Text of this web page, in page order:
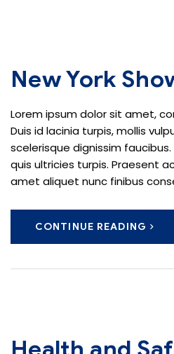
New York
Lorem ipsum dolor sit amet,
Duis id lacinia turpis, mollis
scelerisque dignissim
quis ultricies turpis. Praesent
amet aliquet nunc finibus
CONTINUE READING